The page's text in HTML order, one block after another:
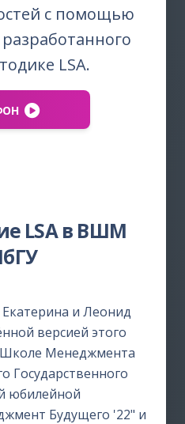
с помощью
LSA.
LSA в ВШМ
Екатерина и Леонид
версией этого
Менеджмента
Государственного
юбилейной
Будущего '22" и